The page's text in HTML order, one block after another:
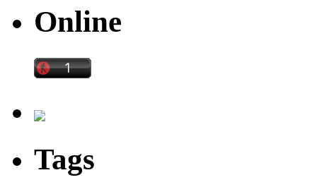
Online
Tags